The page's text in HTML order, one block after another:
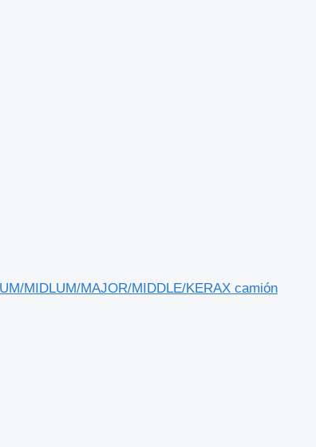
MIDLUM/MAJOR/MIDDLE/KERAX camión